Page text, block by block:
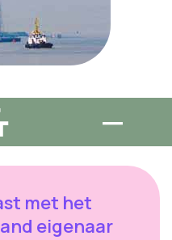
met het
eigenaar